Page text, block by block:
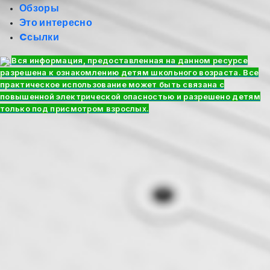
Обзоры
Это интересно
Cсылки
Вся информация, предоставленная на данном ресурсе
разрешена к ознакомлению детям школьного возраста. Все
практическое использование может быть связана с
повышенной электрической опасностью и разрешено детям
только под присмотром взрослых.